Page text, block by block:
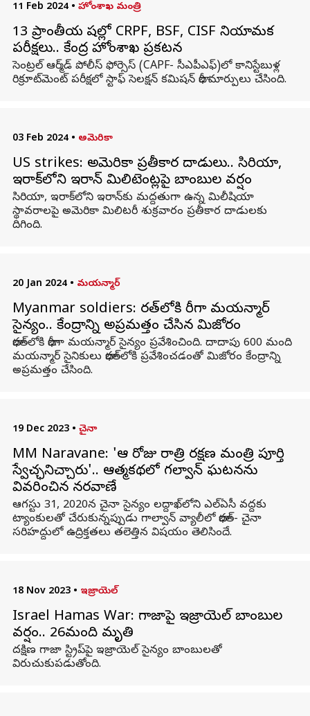
11 Feb 2024 • హోంశాఖ మంత్రి
13 ప్రాంతీయ భాషల్లో CRPF, BSF, CISF నియామక
పరీక్షలు.. కేంద్ర హోంశాఖ ప్రకటన
సెంట్రల్ ఆర్మ్‌డ్ పోలీస్ ఫోర్సెస్ (CAPF- సీఎపీఎఫ్)లో కానిస్టేబుళ్ల
రిక్రూట్‌మెంట్ పరీక్షలో స్టాఫ్ సెలక్షన్ కమిషన్ భారీ మార్పులు చేసింది.
03 Feb 2024 • అమెరికా
US strikes: అమెరికా ప్రతీకార దాడులు.. సిరియా,
ఇరాక్‌లోని ఇరాన్‌ మిలిటెంట్లపై బాంబుల వర్షం
సిరియా, ఇరాక్‌లోని ఇరాన్‌కు మద్దతుగా ఉన్న మిలీషియా
స్థావరాలపై అమెరికా మిలిటరీ శుక్రవారం ప్రతీకార దాడులకు
దిగింది.
20 Jan 2024 • మయన్మార్
Myanmar soldiers: భారత్‌లోకి భారీగా మయన్మార్
సైన్యం.. కేంద్రాన్ని అప్రమత్తం చేసిన మిజోరం
భారత్‌లోకి భారీగా మయన్మార్ సైన్యం ప్రవేశించింది. దాదాపు 600 మంది
మయన్మార్ సైనికులు భారత్‌లోకి ప్రవేశించడంతో మిజోరం కేంద్రాన్ని
అప్రమత్తం చేసింది.
19 Dec 2023 • చైనా
MM Naravane: 'ఆ రోజు రాత్రి రక్షణ మంత్రి పూర్తి
స్వేచ్ఛనిచ్చారు'.. ఆత్మకథలో గల్వాన్ ఘటనను
వివరించిన నరవాణే
ఆగస్టు 31, 2020న చైనా సైన్యం లద్దాఖ్‌లోని ఎల్ఏసీ వద్దకు
ట్యాంకులతో చేరుకున్నప్పుడు గాల్వాన్ వ్యాలీలో భారత్- చైనా
సరిహద్దులో ఉద్రిక్తతలు తలెత్తిన విషయం తెలిసిందే.
18 Nov 2023 • ఇజ్రాయెల్
Israel Hamas War: గాజాపై ఇజ్రాయెల్ బాంబుల
వర్షం.. 26మంది మృతి
దక్షిణ గాజా స్ట్రిప్‌పై ఇజ్రాయెల్ సైన్యం బాంబులతో
విరుచుకుపడుతోంది.